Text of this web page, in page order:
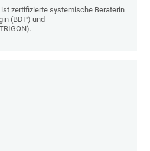
ist zertifizierte systemische Beraterin
(BDP) und